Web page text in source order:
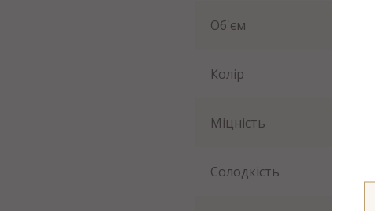
Об'єм
Колір
Міцність
Солодкість